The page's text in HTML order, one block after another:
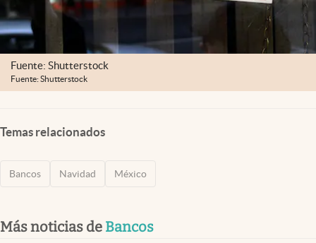
Fuente: Shutterstock
Fuente: Shutterstock
Temas relacionados
Bancos Navidad México
Más noticias de Bancos